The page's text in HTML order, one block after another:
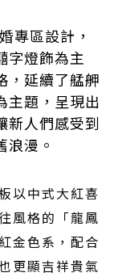
專區設計，
字燈飾為主
，延續了艋舺
主題，呈現出
新人們感受到
漫。
以中式大紅喜
風格的「龍鳳
金色系，配合
更顯吉祥貴氣